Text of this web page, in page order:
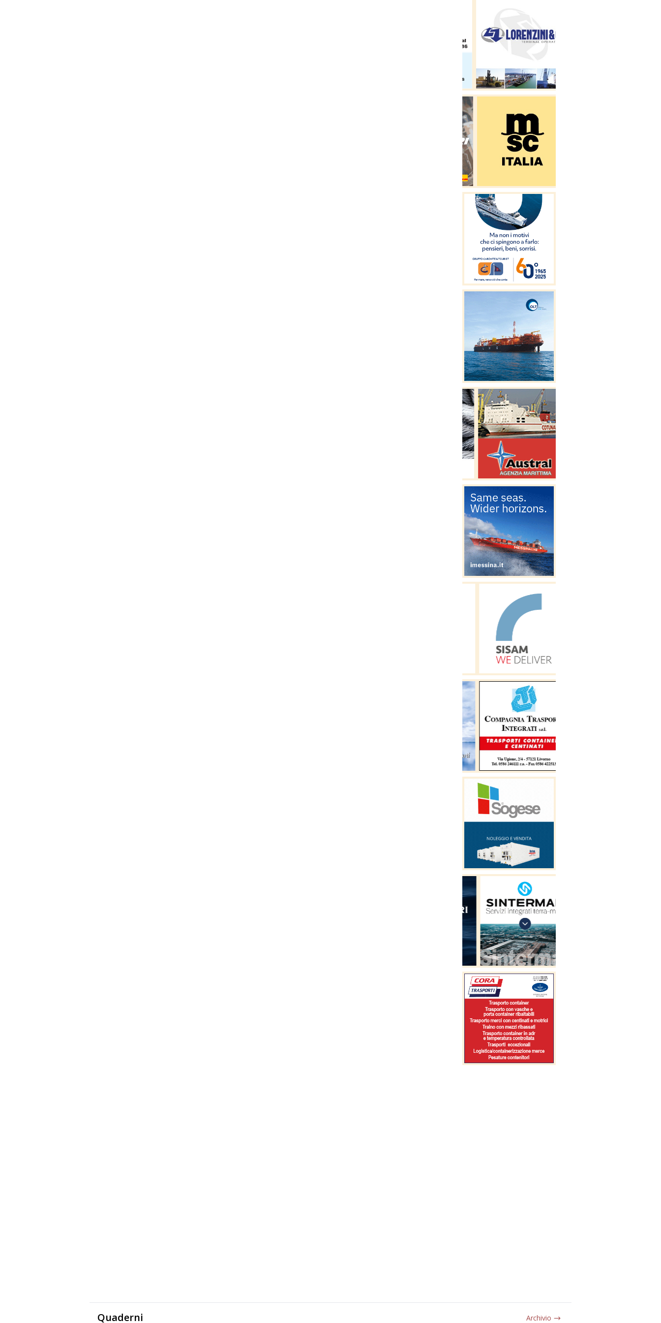
Quaderni Archivio